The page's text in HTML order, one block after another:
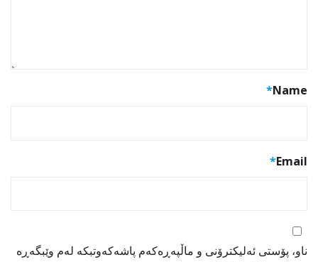
Name
*
Email
*
ناو، پۆستی ئەلیکترۆنی و ماڵپەڕەکەم پاشەکەوتبکە لەم وێبگەڕە